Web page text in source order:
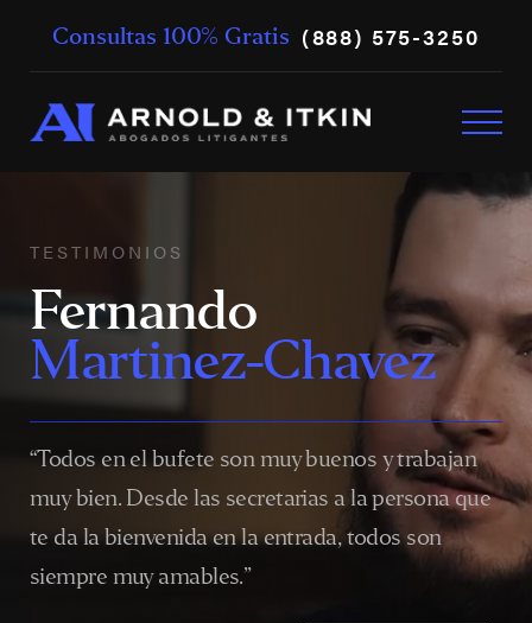
Consultas 100% Gratis (888) 575-3250
TESTIMONIOS
Fernando
Martinez-Chavez
“Todos en el bufete son muy buenos y trabajan
muy bien. Desde las secretarias a la persona que
te da la bienvenida en la entrada, todos son
siempre muy amables.”